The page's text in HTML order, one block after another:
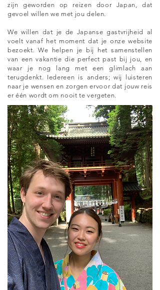
zijn geworden op reizen door Japan, dat
gevoel willen we met jou delen.
We willen dat je de Japanse gastvrijheid al
voelt vanaf het moment dat je onze website
bezoekt. We helpen je bij het samenstellen
van een vakantie die perfect past bij jou, en
waar je nog lang met een glimlach aan
terugdenkt. Iedereen is anders; wij luisteren
naar je wensen en zorgen ervoor dat jouw reis
er één wordt om nooit te vergeten.